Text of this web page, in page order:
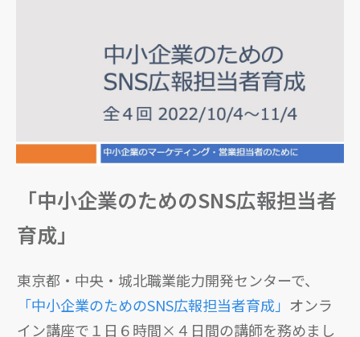
「中小企業のためのSNS広報担当者
育成」
東京都・中央・城北職業能力開発センターで、
「中小企業のためのSNS広報担当者育成」 オンラ
イン講座で１日６時間×４日間の講師を務めまし